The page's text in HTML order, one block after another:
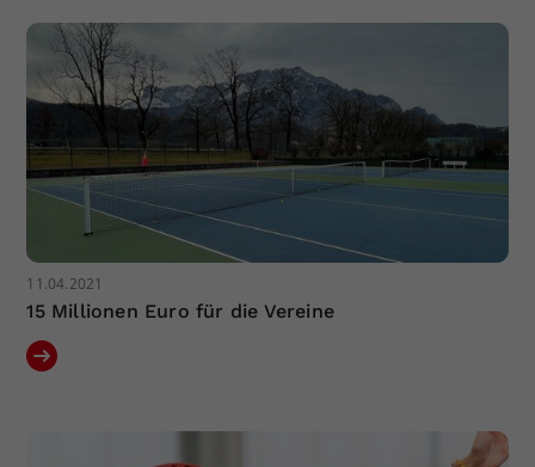
11.04.2021
15 Millionen Euro für die Vereine
Zweck
Dieser Wert speichert Ihre Consent-
Einstellungen. Unter anderem eine
zufällig generierte ID, für die
historische Speicherung Ihrer
vorgenommen Einstellungen, falls der
Webseiten-Betreiber dies eingestellt